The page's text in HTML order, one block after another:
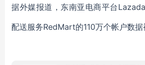
据外媒报道，东南亚电商平台
配送服务RedMart的110万个帐户数据